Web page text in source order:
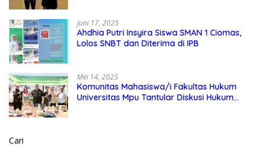
Juni 17, 2025
Ahdhia Putri Insyira Siswa SMAN 1 Ciomas,
Lolos SNBT dan Diterima di IPB
Mei 14, 2025
Komunitas Mahasiswa/i Fakultas Hukum
Universitas Mpu Tantular Diskusi Hukum
Cari